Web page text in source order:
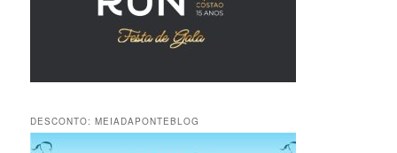
DESCONTO: MEIADAPONTEBLOG